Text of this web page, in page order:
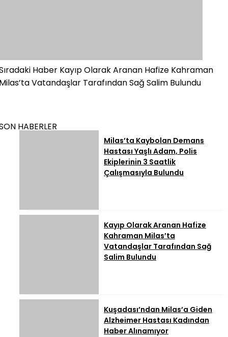
Haber Kayıp Olarak Aranan Hafize Kahraman
Vatandaşlar Tarafından Sağ Salim Bulundu
HABERLER
Milas’ta Kaybolan Demans
Hastası Yaşlı Adam, Polis
Ekiplerinin 3 Saatlik
Çalışmasıyla Bulundu
Kayıp Olarak Aranan Hafize
Kahraman Milas’ta
Vatandaşlar Tarafından Sağ
Salim Bulundu
Kuşadası’ndan Milas’a Giden
Alzheimer Hastası Kadından
Haber Alınamıyor